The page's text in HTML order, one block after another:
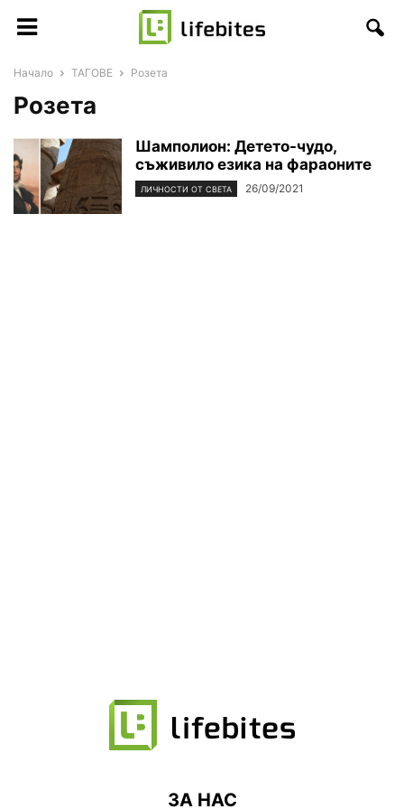
Начало ТАГОВЕ Розета
Розета
Шамполион: Детето-чудо,
съживило езика на фараоните
ЛИЧНОСТИ ОТ СВЕТА 26/09/2021
ЗА НАС